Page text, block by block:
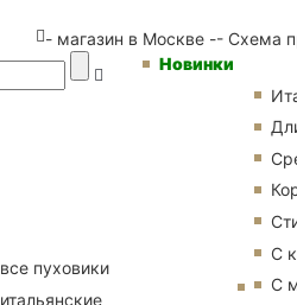
- магазин в Москве -- Схема
Новинки
С
С
все пуховики
итальянские